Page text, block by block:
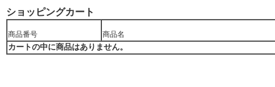
ショッピングカート
商品番号 商品名
カートの中に商品はありません。